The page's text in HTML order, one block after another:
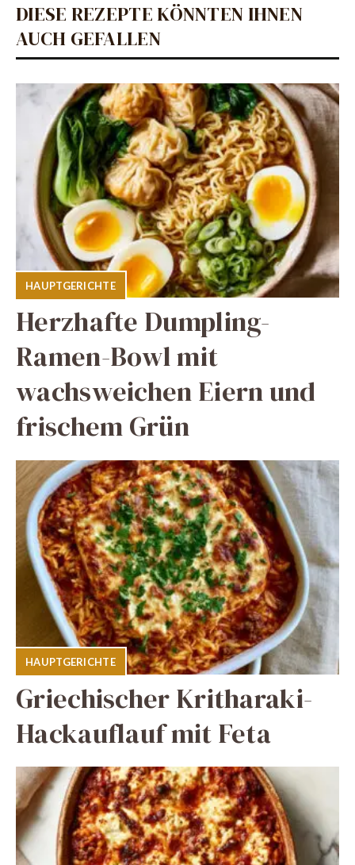
DIESE REZEPTE KÖNNTEN IHNEN
AUCH GEFALLEN
HAUPTGERICHTE
Herzhafte Dumpling-
Ramen-Bowl mit
wachsweichen Eiern und
frischem Grün
HAUPTGERICHTE
Griechischer Kritharaki-
Hackauflauf mit Feta